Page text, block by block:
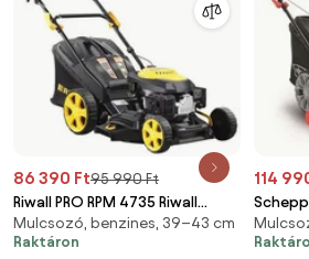
86 390 Ft95 990 Ft
Riwall PRO RPM 4735 Riwall
önjáró multifunkciós fűnyíró 4
az 1-ben (PM12B1901023B)
Mulcsozó, benzines, 39–43 cm
Raktáron
114
az 1-